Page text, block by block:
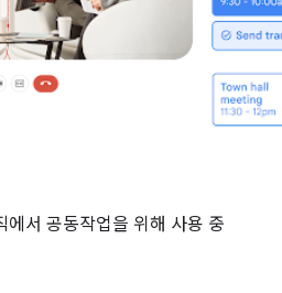
에서 공동작업을 위해 사용 중